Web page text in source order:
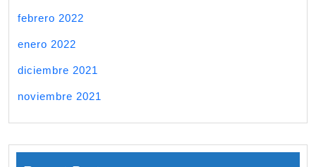
febrero 2022
enero 2022
diciembre 2021
noviembre 2021